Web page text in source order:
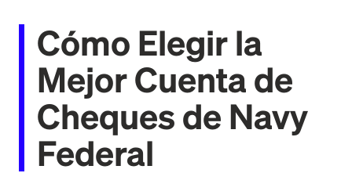
Cómo Elegir la
Mejor Cuenta de
Cheques de Navy
Federal